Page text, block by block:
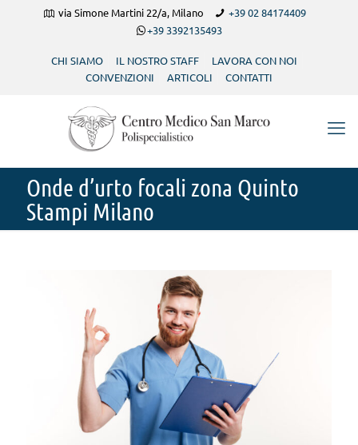
via Simone Martini 22/a, Milano
+39 02 84174409
+39 3392135493
CHI SIAMO IL NOSTRO STAFF
LAVORA CON NOI
CONVENZIONI
ARTICOLI CONTATTI
Onde d’urto focali zona Quinto
Stampi Milano